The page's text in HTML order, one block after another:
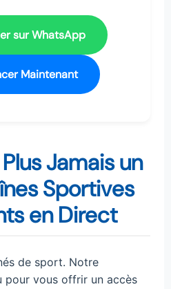
sur WhatsApp
Maintenant
Jamais un
Sportives
en Direct
de sport. Notre
pour vous offrir un accès